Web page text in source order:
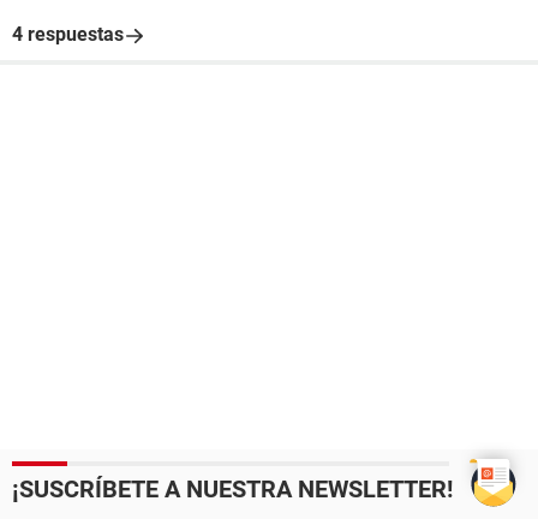
4 respuestas
¡SUSCRÍBETE A NUESTRA NEWSLETTER!